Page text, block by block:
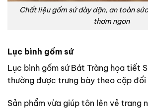
Chất liệu gốm sứ dày dặn, an toàn
thơm ngon
Lục bình gốm sứ
Lục bình gốm sứ Bát Tràng họa tiết
thường được trưng bày theo cặp đối
Sản phẩm vừa giúp tôn lên vẻ trang